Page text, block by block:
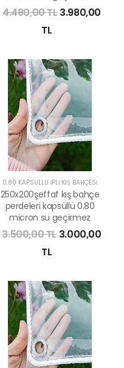
4.480,00 TL3.980,00
TL
0.80 KAPSÜLLÜ İPLİ KIŞ BAHÇESİ
250x200şeffaf kış bahçe
perdeleri kapsüllü 0.80
micron su geçirmez
3.500,00 TL 3.000,00
TL